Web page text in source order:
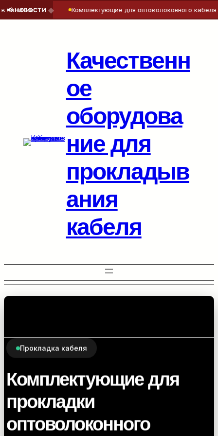
Качественн
ое
оборудова
ние для
прокладыв
ания
кабеля
Прокладка кабеля
Комплектующие для
прокладки
оптоволоконного
📢 НОВОСТИ
◆ Комплектующие для оптоволоконного кабеля